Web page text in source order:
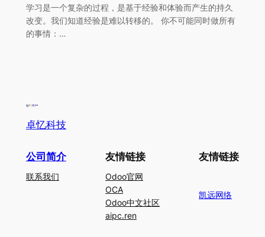
学习是一个复杂的过程，是基于经验和体验而产生的持久
改变。我们知道经验是难以转移的。 你不可能同时做所有
的事情：…
卓忆科技
公司简介
联系我们
友情链接
Odoo官网
OCA
Odoo中文社区
aipc.ren
友情链接
凯远网络